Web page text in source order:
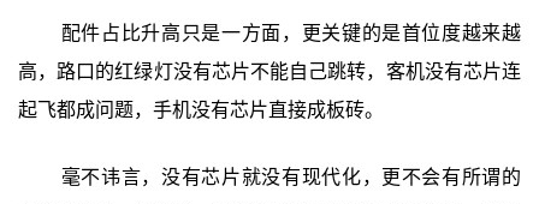
配件占比升高只是一方面，更关键的是首位度越来越
高，路口的红绿灯没有芯片不能自己跳转，客机没有芯片连
起飞都成问题，手机没有芯片直接成板砖。
毫不讳言，没有芯片就没有现代化，更不会有所谓的